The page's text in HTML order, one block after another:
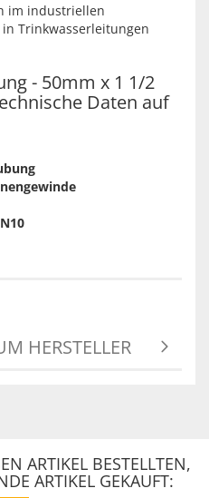
im industriellen
Trinkwasserleitungen
- 50mm x 1 1/2
Daten auf
HERSTELLER
ARTIKEL BESTELLTEN,
ARTIKEL GEKAUFT: